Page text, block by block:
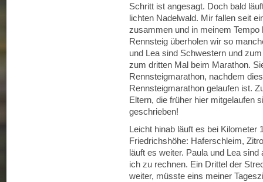
Schritt ist angesagt. Doch bald
lichten Nadelwald. Mir fallen seit
zusammen und in meinem
Rennsteig überholen wir so
und Lea sind Schwestern und
zum dritten Mal beim Marathon.
Rennsteigmarathon, nachdem
Rennsteigmarathon gelaufen ist.
Eltern, die früher hier mitgelaufen
geschrieben!
Leicht hinab läuft es bei Kilometer
Friedrichshöhe: Haferschleim,
läuft es weiter. Paula und Lea
ich zu rechnen. Ein Drittel der
weiter, müsste eins meiner